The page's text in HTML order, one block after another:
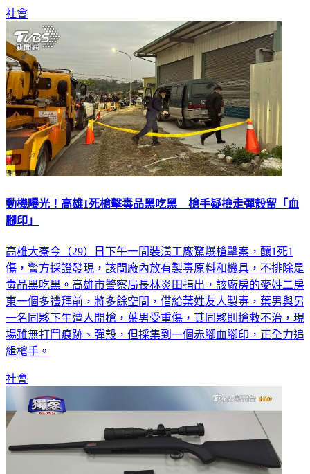
社會
動機曝光！高雄1死槍擊毒品黑吃黑 槍手疑撿走彈殼留「血
腳印」
高雄大寮今（29）日下午一間裝潢工廠驚爆槍擊案，釀1死1
傷，警方採證發現，該間廠內放有製毒原料和機具，不排除是
毒品黑吃黑。高雄市警察局長林炎田指出，該廠房的麥姓二房
東一個多禮拜前，將多餘空間，借給葉姓友人製毒，葉男與另
一名同夥下午遭人開槍，葉男受重傷，其同夥則搶救不治，現
場雖無打鬥痕跡、彈殼，但採集到一個赤腳血腳印，正全力追
緝槍手。
社會